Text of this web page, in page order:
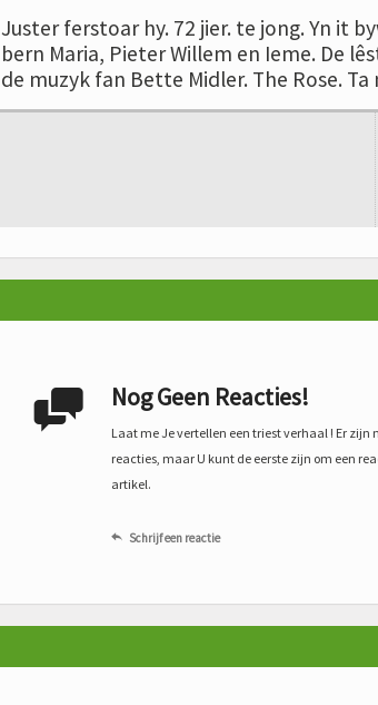
Juster ferstoar hy. 72 jier. te jong. Yn it
bern Maria, Pieter Willem en Ieme. De
de muzyk fan Bette Midler. The Rose.
 Nog Geen Reacties!
Laat me Je vertellen een triest verhaal ! Er zijn
reacties, maar U kunt de eerste zijn om een
artikel.
 Schrijf een reactie